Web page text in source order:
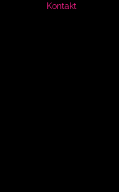
Kontakt